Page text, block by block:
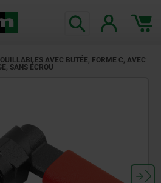
AVEC BUTÉE, FORME C, AVEC
SANS ÉCROU